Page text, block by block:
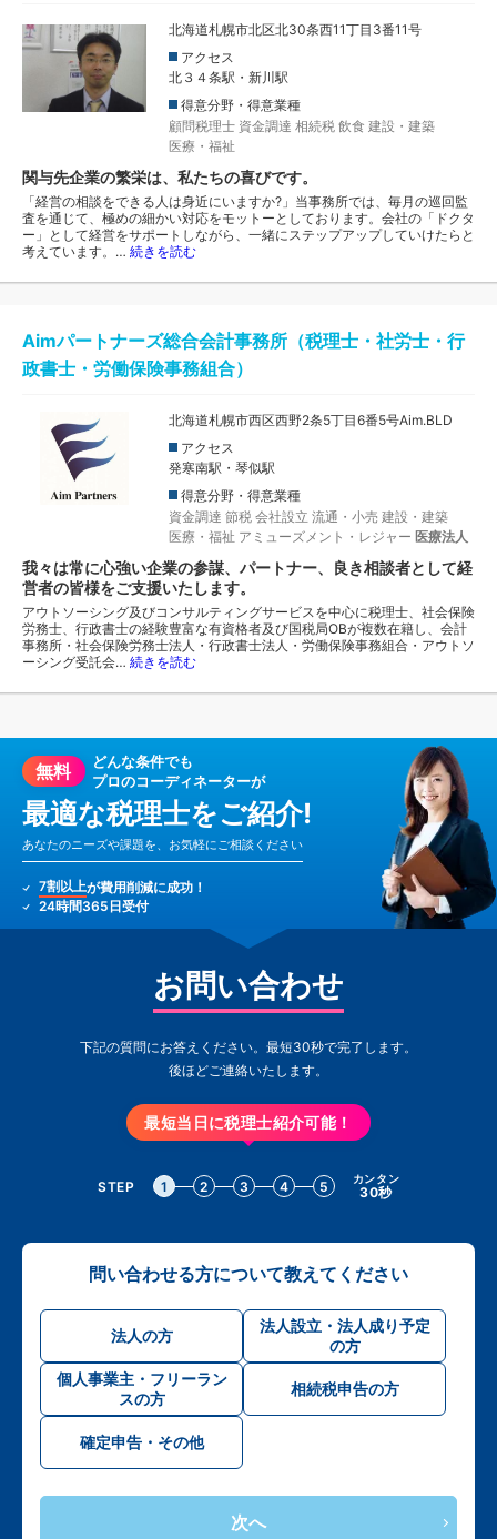
北海道札幌市北区北30条西11丁目3番11号
アクセス
北３４条駅・新川駅
得意分野・得意業種
顧問税理士 資金調達 相続税 飲食 建設・建築
医療・福祉
関与先企業の繁栄は、私たちの喜びです。
「経営の相談をできる人は身近にいますか?」当事務所では、毎月の巡回監
査を通じて、極めの細かい対応をモットーとしております。会社の「ドクタ
ー」として経営をサポートしながら、一緒にステップアップしていけたらと
考えています。… 続きを読む
Aimパートナーズ総合会計事務所（税理士・社労士・行
政書士・労働保険事務組合）
北海道札幌市西区西野2条5丁目6番5号Aim.BLD
アクセス
発寒南駅・琴似駅
得意分野・得意業種
資金調達 節税 会社設立 流通・小売 建設・建築
医療・福祉 アミューズメント・レジャー 医療法人
我々は常に心強い企業の参謀、パートナー、良き相談者として経
営者の皆様をご支援いたします。
アウトソーシング及びコンサルティングサービスを中心に税理士、社会保険
労務士、行政書士の経験豊富な有資格者及び国税局OBが複数在籍し、会計
事務所・社会保険労務士法人・行政書士法人・労働保険事務組合・アウトソ
ーシング受託会… 続きを読む
無料
どんな条件でも
プロのコーディネーターが
最適な税理士をご紹介!
あなたのニーズや課題を、お気軽にご相談ください
7割以上が費用削減に成功！
24時間365日受付
お問い合わせ
下記の質問にお答えください。最短30秒で完了します。
後ほどご連絡いたします。
最短当日に税理士紹介可能！
STEP 1 2 3 4 5 カンタン
30秒
問い合わせる方について教えてください
法人の方
法人設立・法人成り予定
の方
個人事業主・フリーラン
スの方
相続税申告の方
確定申告・その他
次へ